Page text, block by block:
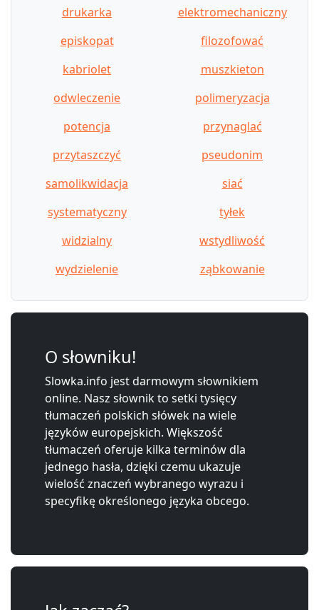
drukarka
elektromechaniczny
episkopat
filozofować
kabriolet
muszkieton
odwleczenie
polimeryzacja
potencja
przynaglać
przytaszczyć
pseudonim
samolikwidacja
siać
systematyczny
tyłek
widzialny
wstydliwość
wydzielenie
ząbkowanie
O słowniku!
Slowka.info jest darmowym słownikiem
online. Nasz słownik to setki tysięcy
tłumaczeń polskich słówek na wiele
języków europejskich. Większość
tłumaczeń oferuje kilka terminów dla
jednego hasła, dzięki czemu ukazuje
wielość znaczeń wybranego wyrazu i
specyfikę określonego języka obcego.